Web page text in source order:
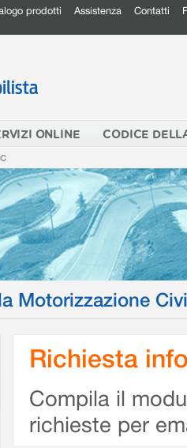
prodotti Assistenza Contatti
ONLINE CODICE
Motorizzazione
Richiesta
Compila il
richieste per